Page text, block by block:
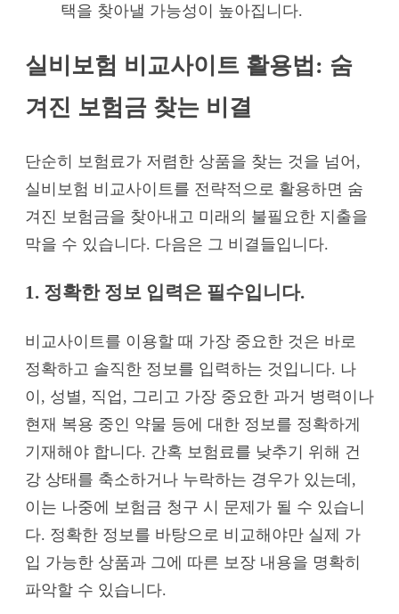
택을 찾아낼 가능성이 높아집니다.
실비보험 비교사이트 활용법: 숨
겨진 보험금 찾는 비결
단순히 보험료가 저렴한 상품을 찾는 것을 넘어,
실비보험 비교사이트를 전략적으로 활용하면 숨
겨진 보험금을 찾아내고 미래의 불필요한 지출을
막을 수 있습니다. 다음은 그 비결들입니다.
1. 정확한 정보 입력은 필수입니다.
비교사이트를 이용할 때 가장 중요한 것은 바로
정확하고 솔직한 정보를 입력하는 것입니다. 나
이, 성별, 직업, 그리고 가장 중요한 과거 병력이나
현재 복용 중인 약물 등에 대한 정보를 정확하게
기재해야 합니다. 간혹 보험료를 낮추기 위해 건
강 상태를 축소하거나 누락하는 경우가 있는데,
이는 나중에 보험금 청구 시 문제가 될 수 있습니
다. 정확한 정보를 바탕으로 비교해야만 실제 가
입 가능한 상품과 그에 따른 보장 내용을 명확히
파악할 수 있습니다.